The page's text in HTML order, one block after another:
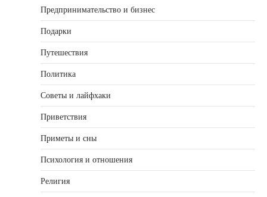
Предпринимательство и бизнес
Подарки
Путешествия
Политика
Советы и лайфхаки
Приветствия
Приметы и сны
Психология и отношения
Религия